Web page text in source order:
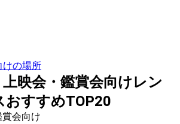
けの場所
上映会・鑑賞会向けレン
おすすめTOP20
会向け